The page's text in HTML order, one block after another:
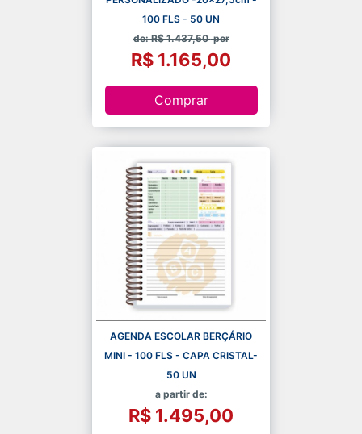
100 FLS - 50 UN
de: R$ 1.437,50por
R$ 1.165,00
Comprar
AGENDA ESCOLAR BERÇÁRIO
MINI - 100 FLS - CAPA CRISTAL-
50 UN
a partir de:
R$ 1.495,00